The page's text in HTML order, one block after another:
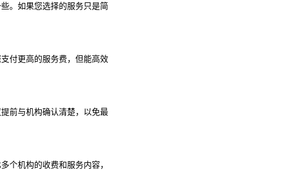
。如果您选择的服务只是简
付更高的服务费，但能高效
前与机构确认清楚，以免最
个机构的收费和服务内容，